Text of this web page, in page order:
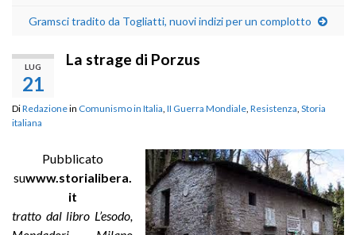
Gramsci tradito da Togliatti, nuovi indizi per un complotto
LUG
21
La strage di Porzus
DiRedazionein Comunismo in Italia II Guerra Mondiale Resistenza Storia
italiana
Pubblicato
suwww.storialibera.
it
tratto dal libro L’esodo,